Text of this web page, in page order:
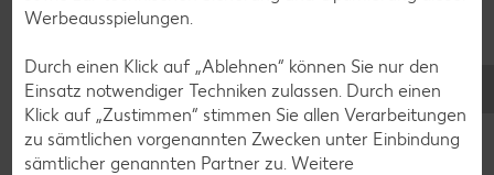
Werbeausspielungen.
Durch einen Klick auf „Ablehnen“ können Sie nur den
Einsatz notwendiger Techniken zulassen. Durch einen
Klick auf „Zustimmen“ stimmen Sie allen Verarbeitungen
zu sämtlichen vorgenannten Zwecken unter Einbindung
sämtlicher genannten Partner zu. Weitere